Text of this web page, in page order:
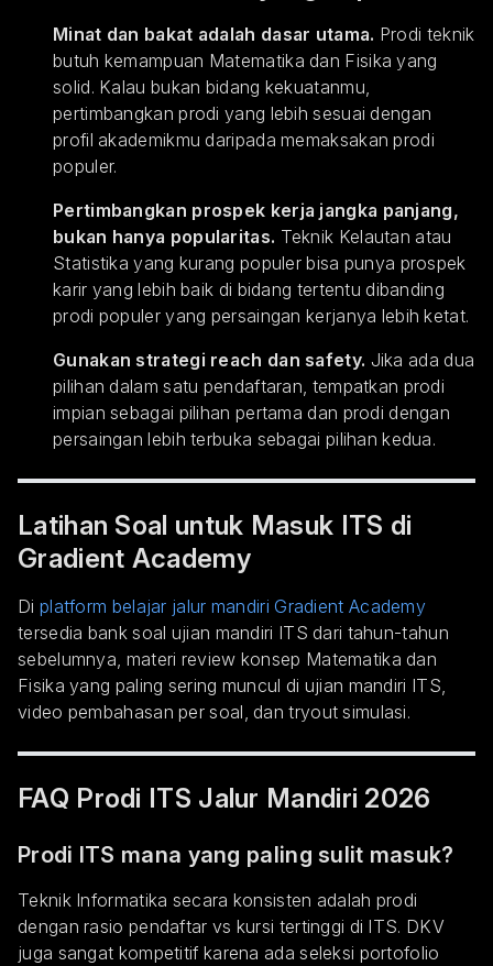
Minat dan bakat adalah dasar utama. Prodi teknik
butuh kemampuan Matematika dan Fisika yang
solid. Kalau bukan bidang kekuatanmu,
pertimbangkan prodi yang lebih sesuai dengan
profil akademikmu daripada memaksakan prodi
populer.
Pertimbangkan prospek kerja jangka panjang,
bukan hanya popularitas. Teknik Kelautan atau
Statistika yang kurang populer bisa punya prospek
karir yang lebih baik di bidang tertentu dibanding
prodi populer yang persaingan kerjanya lebih ketat.
Gunakan strategi reach dan safety. Jika ada dua
pilihan dalam satu pendaftaran, tempatkan prodi
impian sebagai pilihan pertama dan prodi dengan
persaingan lebih terbuka sebagai pilihan kedua.
Latihan Soal untuk Masuk ITS di
Gradient Academy
Di platform belajar jalur mandiri Gradient Academy
tersedia bank soal ujian mandiri ITS dari tahun-tahun
sebelumnya, materi review konsep Matematika dan
Fisika yang paling sering muncul di ujian mandiri ITS,
video pembahasan per soal, dan tryout simulasi.
FAQ Prodi ITS Jalur Mandiri 2026
Prodi ITS mana yang paling sulit masuk?
Teknik Informatika secara konsisten adalah prodi
dengan rasio pendaftar vs kursi tertinggi di ITS. DKV
juga sangat kompetitif karena ada seleksi portofolio